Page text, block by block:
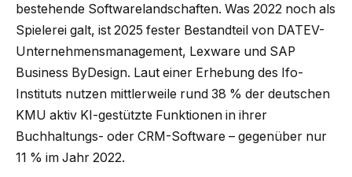
bestehende Softwarelandschaften. Was 2022 noch als
Spielerei galt, ist 2025 fester Bestandteil von DATEV-
Unternehmensmanagement, Lexware und SAP
Business ByDesign. Laut einer Erhebung des Ifo-
Instituts nutzen mittlerweile rund 38 % der deutschen
KMU aktiv KI-gestützte Funktionen in ihrer
Buchhaltungs- oder CRM-Software – gegenüber nur
11 % im Jahr 2022.